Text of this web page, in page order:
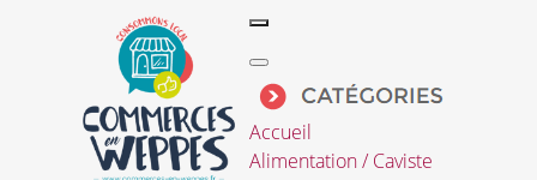
Accueil
Alimentation / Caviste